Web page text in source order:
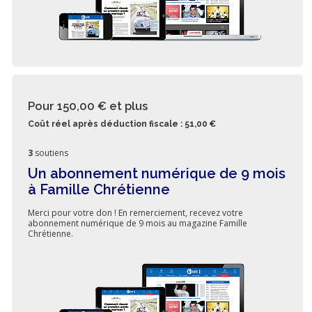
Pour 150,00 € et plus
Coût réel après déduction fiscale : 51,00 €
3 soutiens
Un abonnement numérique de 9 mois
à Famille Chrétienne
Merci pour votre don ! En remerciement, recevez votre
abonnement numérique de 9 mois au magazine Famille
Chrétienne.